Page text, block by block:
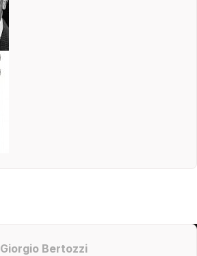
Giorgio Bertozzi